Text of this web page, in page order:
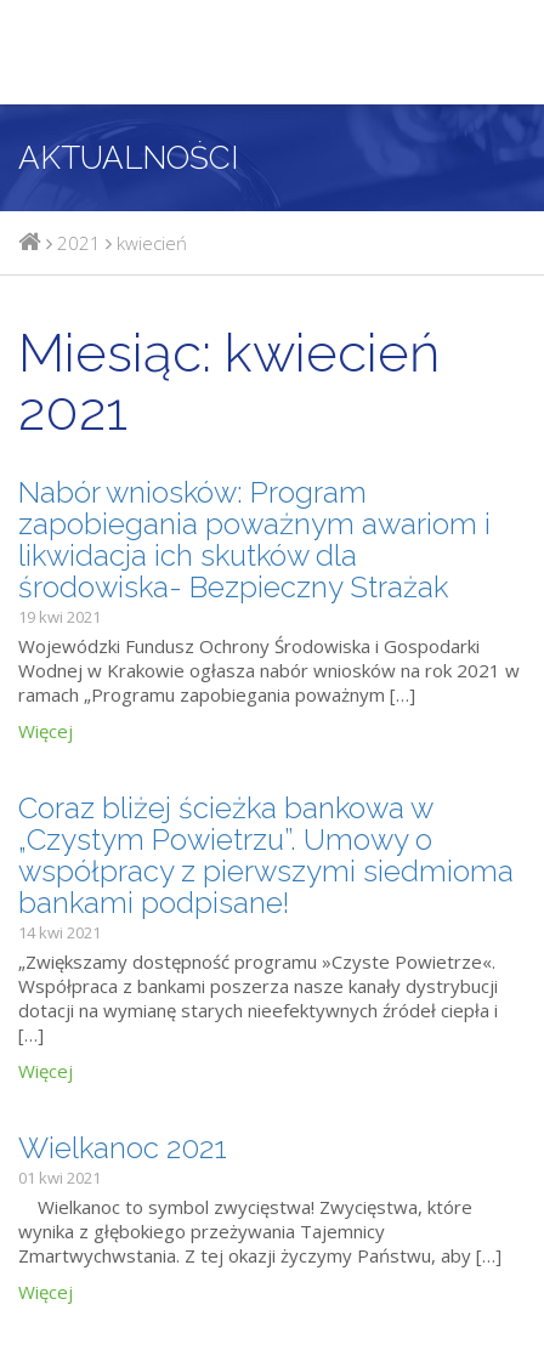
AKTUALNOŚCI
2021 kwiecień
Miesiąc: kwiecień
2021
Nabór wniosków: Program
zapobiegania poważnym awariom i
likwidacja ich skutków dla
środowiska- Bezpieczny Strażak
19 kwi 2021
Wojewódzki Fundusz Ochrony Środowiska i Gospodarki
Wodnej w Krakowie ogłasza nabór wniosków na rok 2021 w
ramach „Programu zapobiegania poważnym […]
Więcej
Coraz bliżej ścieżka bankowa w
„Czystym Powietrzu”. Umowy o
współpracy z pierwszymi siedmioma
bankami podpisane!
14 kwi 2021
„Zwiększamy dostępność programu »Czyste Powietrze«.
Współpraca z bankami poszerza nasze kanały dystrybucji
dotacji na wymianę starych nieefektywnych źródeł ciepła i
[…]
Więcej
Wielkanoc 2021
01 kwi 2021
Wielkanoc to symbol zwycięstwa! Zwycięstwa, które
wynika z głębokiego przeżywania Tajemnicy
Zmartwychwstania. Z tej okazji życzymy Państwu, aby […]
Więcej